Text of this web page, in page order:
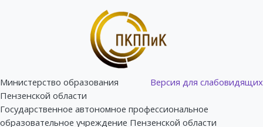
Версия для слабовидящих
Министерство образования
Пензенской области
Государственное автономное профессиональное
образовательное учреждение Пензенской области